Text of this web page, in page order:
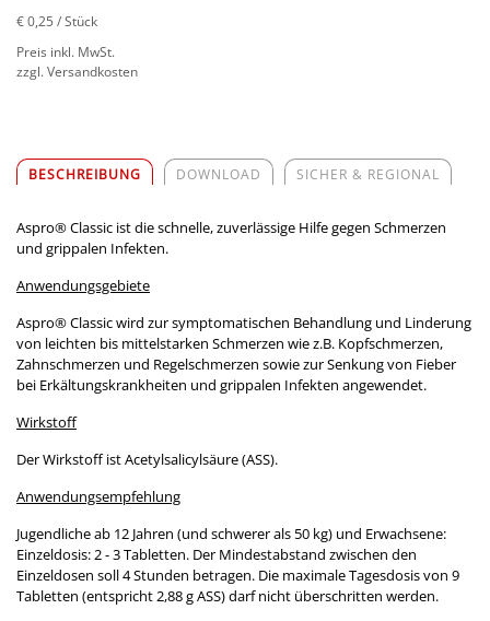
€ 0,25 / Stück
Preis inkl. MwSt.
zzgl. Versandkosten
BESCHREIBUNG DOWNLOAD SICHER & REGIONAL
Aspro® Classic ist die schnelle, zuverlässige Hilfe gegen Schmerzen
und grippalen Infekten.
Anwendungsgebiete
Aspro® Classic wird zur symptomatischen Behandlung und Linderung
von leichten bis mittelstarken Schmerzen wie z.B. Kopfschmerzen,
Zahnschmerzen und Regelschmerzen sowie zur Senkung von Fieber
bei Erkältungskrankheiten und grippalen Infekten angewendet.
Wirkstoff
Der Wirkstoff ist Acetylsalicylsäure (ASS).
Anwendungsempfehlung
Jugendliche ab 12 Jahren (und schwerer als 50 kg) und Erwachsene:
Einzeldosis: 2 - 3 Tabletten. Der Mindestabstand zwischen den
Einzeldosen soll 4 Stunden betragen. Die maximale Tagesdosis von 9
Tabletten (entspricht 2,88 g ASS) darf nicht überschritten werden.